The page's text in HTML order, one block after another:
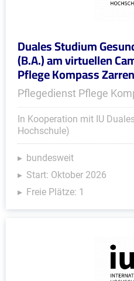
Duales Studium
(B.A.) am virtuellen
Pflege Kompass
Pflegedienst Pflege
In Kooperation mit IU
Hochschule)
bundesweit
Start: Oktober 2026
Freie Plätze: 1